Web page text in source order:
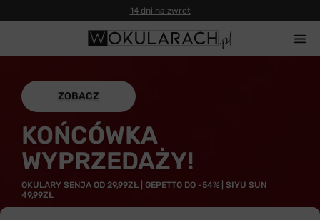
14 dni na zwrot
ZOBACZ
KOŃCÓWKA
WYPRZEDAŻY!
OKULARY SENJA OD 29,99ZŁ | GEPETTO DO -54% | SIYU SUN
49,99ZŁ